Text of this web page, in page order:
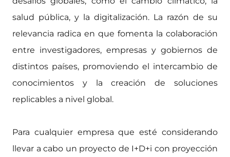
salud pública, y la digitalización. La razón de su
relevancia radica en que fomenta la colaboración
entre investigadores, empresas y gobiernos de
distintos países, promoviendo el intercambio de
conocimientos y la creación de soluciones
replicables a nivel global.
Para cualquier empresa que esté considerando
llevar a cabo un proyecto de I+D+i con proyección